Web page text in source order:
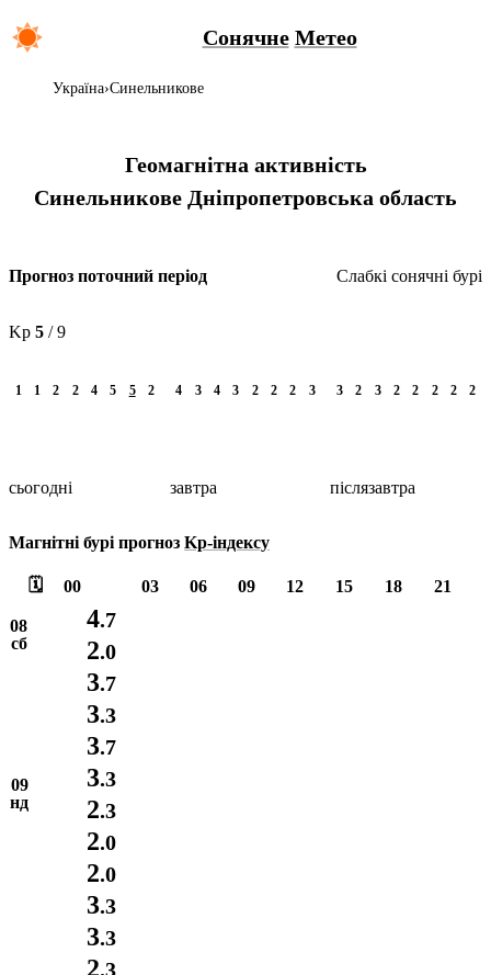
Сонячне Метео
Україна Синельникове
Геомагнітна активність
Синельникове Дніпропетровська область
Прогноз поточний період Слабкі сонячні бурі
Kp 5 / 9
1 1 2 2 4 5 5 2 4 3 4 3 2 2 2 3 3 2 3 2 2 2 2 2
сьогодні завтра післязавтра
Магнітні бурі прогноз Kp-індексу
🗓️ 00 03 06 09 12 15 18 21
08
сб
4.7
2.0
09
нд
3.7
3.3
3.7
3.3
2.3
2.0
2.0
3.3
3.3
2.3